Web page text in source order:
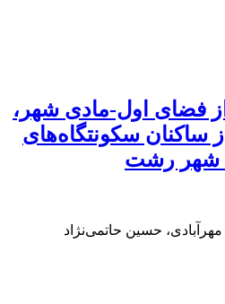
فضای اول-مادی شهر،
ساکنان سکونتگاه‌های
شهر رشت
حسین حاتمی‌نژاد